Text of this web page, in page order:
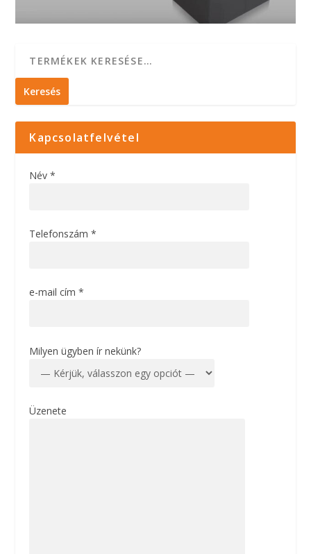
Keresés
Kapcsolatfelvétel
Név *
Telefonszám *
e-mail cím *
Milyen ügyben ír nekünk?
Üzenete